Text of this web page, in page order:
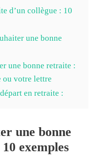
d’un collègue : 10
une bonne
une bonne retraite :
ou votre lettre
en retraite :
une bonne
exemples